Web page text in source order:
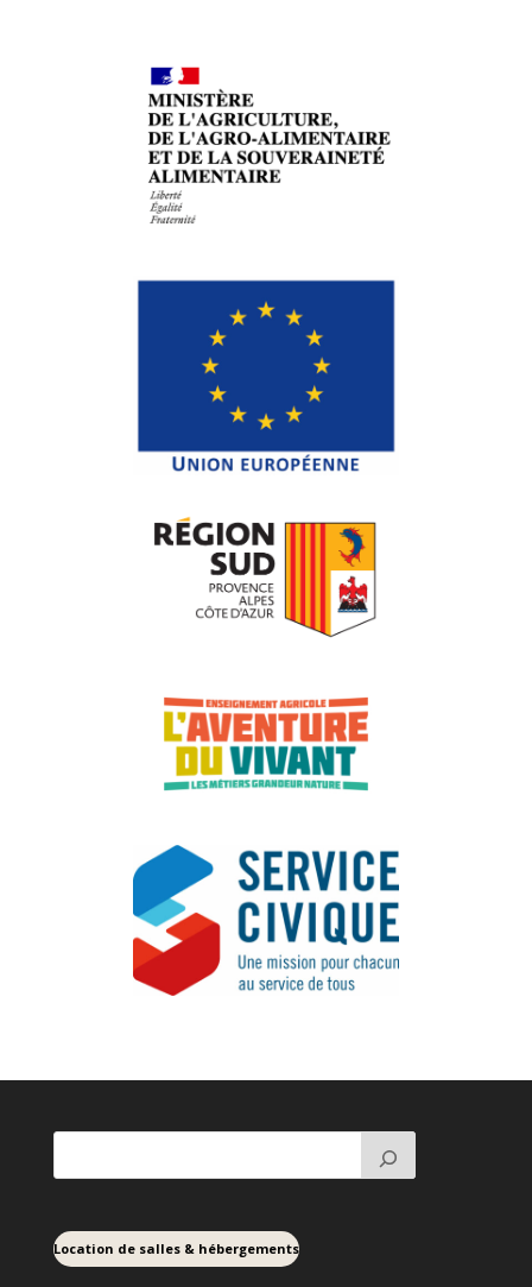
Location de salles & hébergements